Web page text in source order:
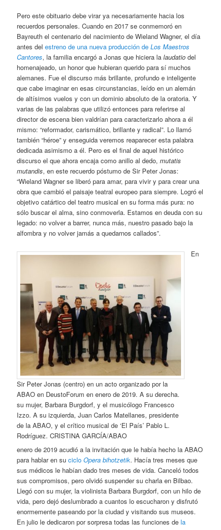
Pero este obituario debe virar ya necesariamente hacia los
recuerdos personales. Cuando en 2017 se conmemoró en
Bayreuth el centenario del nacimiento de Wieland Wagner, el día
antes delestreno de una nueva producción deLos Maestros
Cantores, la familia encargó a Jonas que hiciera lalaudatiodel
homenajeado, un honor que hubieran querido para sí muchos
alemanes. Fue el discurso más brillante, profundo e inteligente
que cabe imaginar en esas circunstancias, leído en un alemán
de altísimos vuelos y con un dominio absoluto de la oratoria. Y
varias de las palabras que utilizó entonces para referirse al
director de escena bien valdrían para caracterizarlo ahora a él
mismo: “reformador, carismático, brillante y radical”. Lo llamó
también “héroe” y enseguida veremos reaparecer esta palabra
dedicada asimismo a él. Pero es el final de aquel histórico
discurso el que ahora encaja como anillo al dedo,mutatis
mutandis, en este recuerdo póstumo de Sir Peter Jonas:
“Wieland Wagner se liberó para amar, para vivir y para crear una
obra que cambió el paisaje teatral europeo para siempre. Logró el
objetivo catártico del teatro musical en su forma más pura: no
sólo buscar el alma, sino conmoverla. Estamos en deuda con su
legado: no volver a barrer, nunca más, nuestro pasado bajo la
alfombra y no volver jamás a quedarnos callados”.
Sir Peter Jonas (centro) en un acto organizado por la
ABAO en DeustoForum en enero de 2019. A su derecha.
su mujer, Barbara Burgdorf, y el musicólogo Francesco
Izzo. A su izquierda, Juan Carlos Matellanes, presidente
de la ABAO, y el crítico musical de ‘El País’ Pablo L.
Rodríguez. CRISTINA GARCÍA/ABAO
En
enero de 2019 acudió a la invitación que le había hecho la ABAO
para hablar en sucicloOpera bihotzetik. Hacía tres meses que
sus médicos le habían dado tres meses de vida. Canceló todos
sus compromisos, pero olvidó suspender su charla en Bilbao.
Llegó con su mujer, la violinista Barbara Burgdorf, con un hilo de
vida, pero dejó deslumbrado a cuantos lo escucharon y disfrutó
enormemente paseando por la ciudad y visitando sus museos.
En julio le dedicaron por sorpresa todas las funciones dela